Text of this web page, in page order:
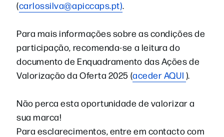
(carlossilva@apiccaps.pt).
Para mais informações sobre as condições de
participação, recomenda-se a leitura do
documento de Enquadramento das Ações de
Valorização da Oferta 2025 (aceder AQUI ).
Não perca esta oportunidade de valorizar a
sua marca!
Para esclarecimentos, entre em contacto com